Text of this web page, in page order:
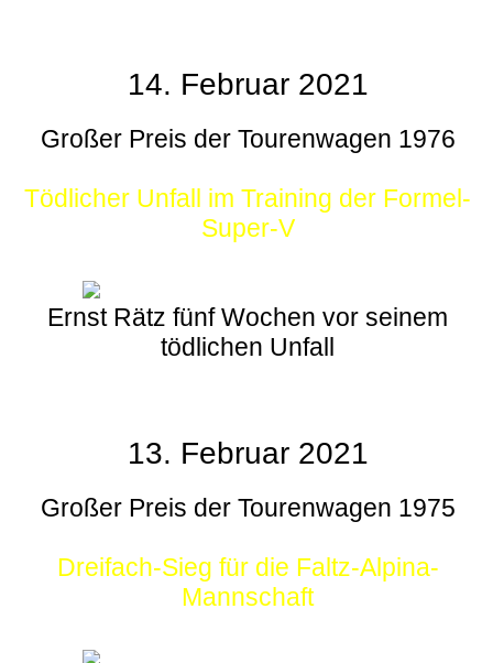
14. Februar 2021
Großer Preis der Tourenwagen 1976
Tödlicher Unfall im Training der Formel-
Super-V
Ernst Rätz fünf Wochen vor seinem
tödlichen Unfall
13. Februar 2021
Großer Preis der Tourenwagen 1975
Dreifach-Sieg für die Faltz-Alpina-
Mannschaft